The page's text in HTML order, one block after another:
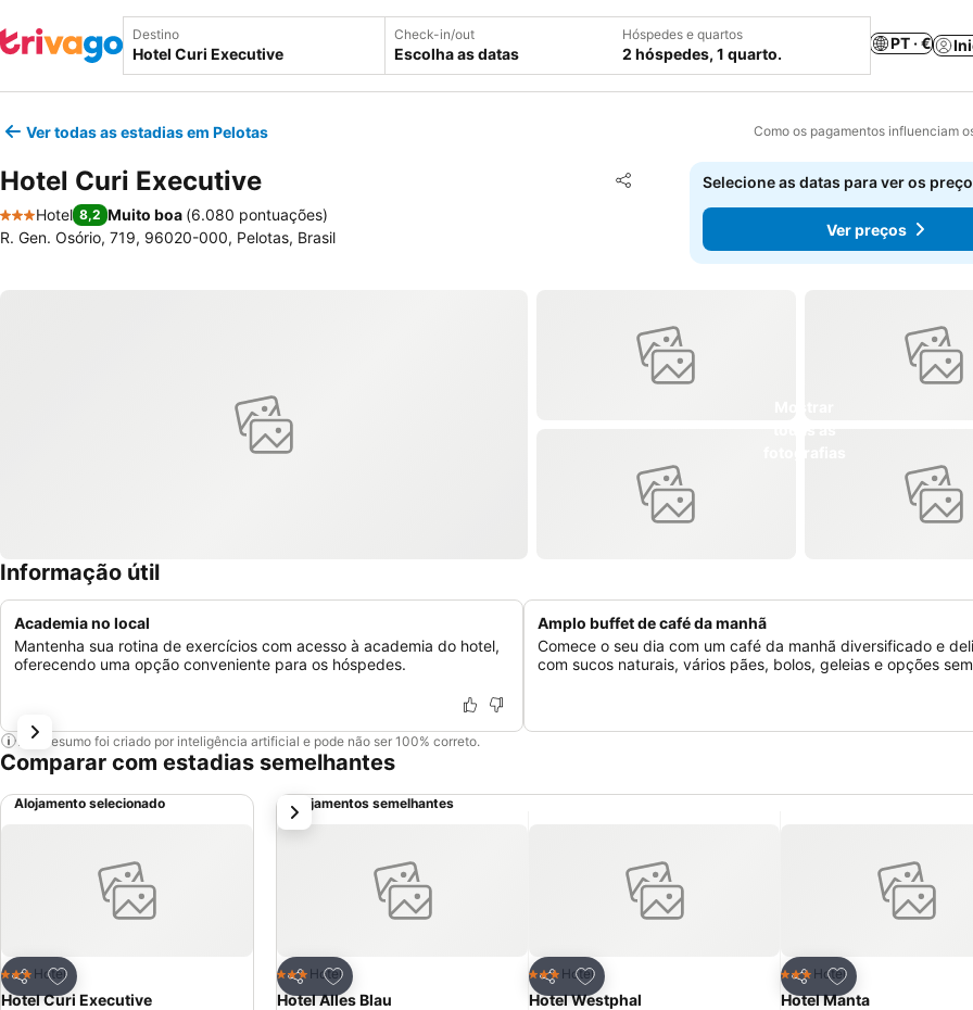
Destino Check-in/out
Escolha as datas
Hóspedes e quartos
2 hóspedes, 1 quarto.
PT · €
Ver todas as estadias em Pelotas Como os pagamentos influenciam
Hotel Curi Executive Partilhar
Adicionar aos favoritos
3 Estrelas
Hotel 8,2 Muito boa (6.080 pontuações)
R. Gen. Osório, 719, 96020-000, Pelotas, Brasil
Selecione as datas para ver os
Ver preços
Informação útil
Academia no local
Mantenha sua rotina de exercícios com acesso à academia do hotel,
oferecendo uma opção conveniente para os hóspedes.
Amplo buffet de café da manhã
Comece o seu dia com um café da manhã diversificado e
com sucos naturais, vários pães, bolos, geleias e opções
Este resumo foi criado por inteligência artificial e pode não ser 100% correto.
Comparar com estadias semelhantes
Alojamento selecionado
Partilhar
Adicionar aos favoritos
3 Estrelas
Hotel
Hotel Curi Executive
Alojamentos semelhantes
Partilhar
Adicionar aos favoritos
3 Estrelas
Hotel
Hotel Alles Blau
Partilhar
Adicionar aos favoritos
3 Estrelas
Hotel
Hotel Westphal
Partilhar
Adicionar aos
3 Estrelas
Hotel
Hotel Manta
próximo